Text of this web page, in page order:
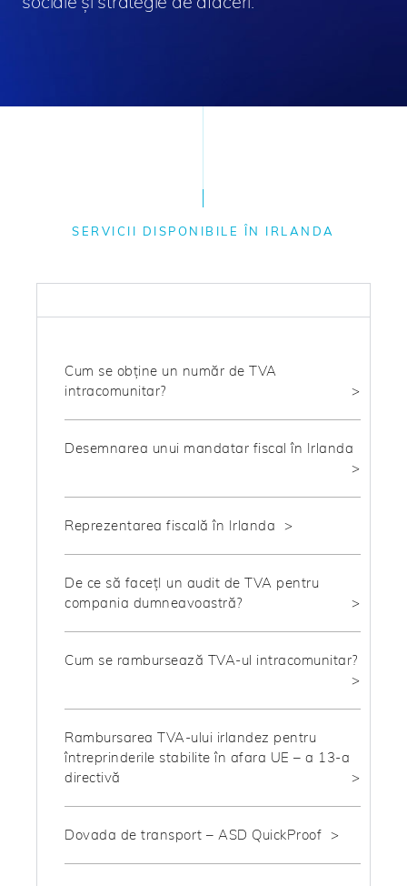
SERVICII DISPONIBILE ÎN IRLANDA
Cum se obține un număr de TVA
intracomunitar?
Desemnarea unui mandatar fiscal în Irlanda
Reprezentarea fiscală în Irlanda
De ce să facețI un audit de TVA pentru
compania dumneavoastră?
Cum se rambursează TVA-ul intracomunitar?
Rambursarea TVA-ului irlandez pentru
întreprinderile stabilite în afara UE – a 13-a
directivă
Dovada de transport – ASD QuickProof